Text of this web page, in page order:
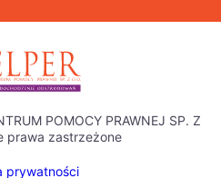
POMOCY PRAWNEJ SP. Z
prawa zastrzeżone
prywatności